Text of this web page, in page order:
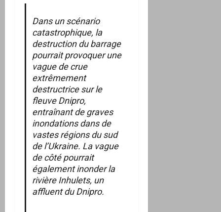
Dans un scénario
catastrophique, la
destruction du barrage
pourrait provoquer une
vague de crue
extrêmement
destructrice sur le
fleuve Dnipro,
entraînant de graves
inondations dans de
vastes régions du sud
de l’Ukraine. La vague
de côté pourrait
également inonder la
rivière Inhulets, un
affluent du Dnipro.